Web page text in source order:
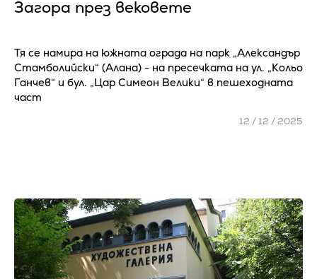
Загора през вековете
Тя се намира на южната ограда на парк „Александър
Стамболийски“ (Алана) - на пресечката на ул. „Кольо
Ганчев“ и бул. „Цар Симеон Велики“ в пешеходната
част
12 / 12 / 2025